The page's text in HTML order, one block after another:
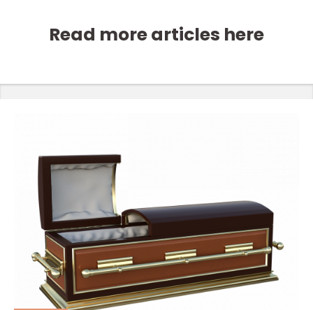
Read more articles here